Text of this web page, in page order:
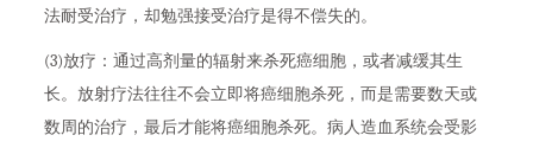
法耐受治疗，却勉强接受治疗是得不偿失的。
(3)放疗：通过高剂量的辐射来杀死癌细胞，或者减缓其生
长。放射疗法往往不会立即将癌细胞杀死，而是需要数天或
数周的治疗，最后才能将癌细胞杀死。病人造血系统会受影